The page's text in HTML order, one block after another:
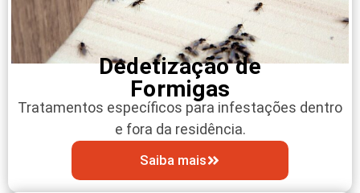
Dedetização de
Formigas
Tratamentos específicos para infestações dentro
e fora da residência.
Saiba mais